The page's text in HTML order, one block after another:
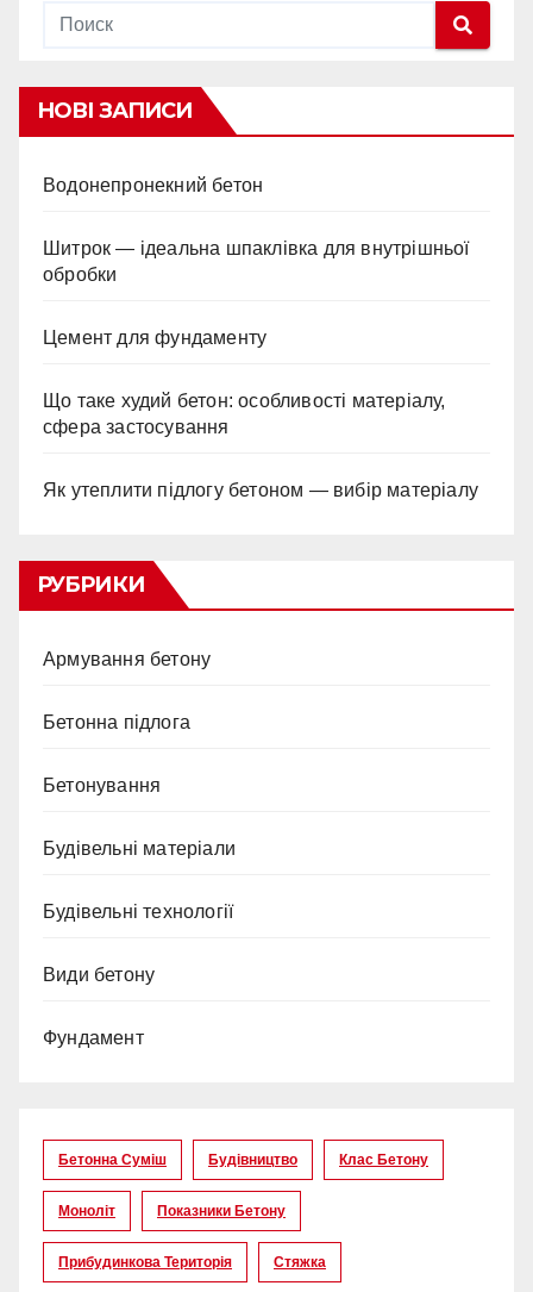
НОВІ ЗАПИСИ
Водонепронекний бетон
Шитрок — ідеальна шпаклівка для внутрішньої
обробки
Цемент для фундаменту
Що таке худий бетон: особливості матеріалу,
сфера застосування
Як утеплити підлогу бетоном — вибір матеріалу
РУБРИКИ
Армування бетону
Бетонна підлога
Бетонування
Будівельні матеріали
Будівельні технології
Види бетону
Фундамент
Бетонна Суміш Будівництво Клас Бетону
Моноліт Показники Бетону
Прибудинкова Територія Стяжка